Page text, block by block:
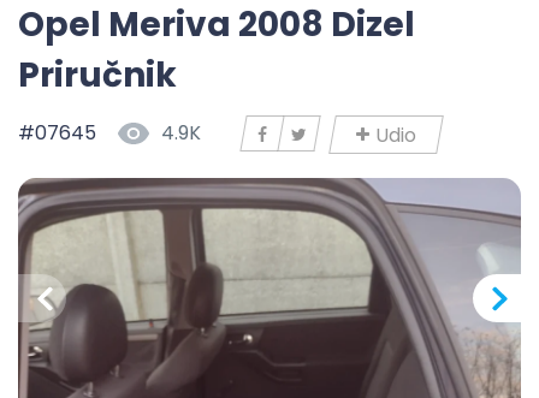
Opel Meriva 2008 Dizel
Priručnik
#07645 4.9K Udio